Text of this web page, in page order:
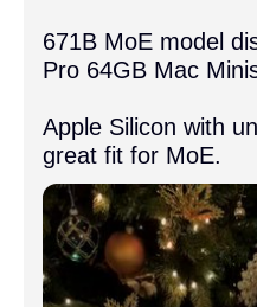
671B MoE model
Pro 64GB Mac
Apple Silicon with
great fit for MoE.